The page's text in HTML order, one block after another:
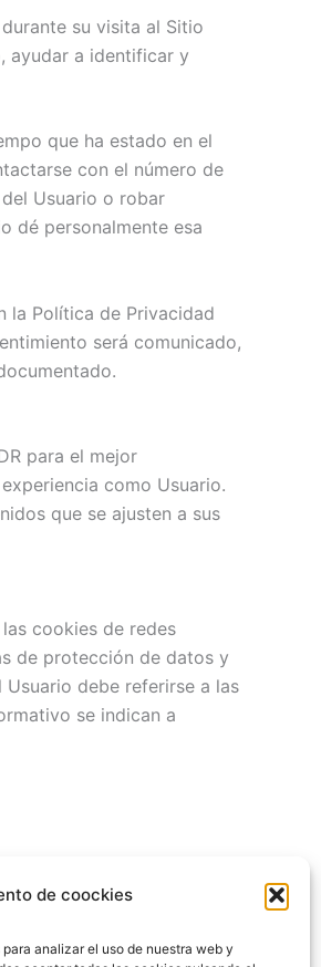
de coockies
analizar el uso de nuestra web y
su visita al Sitio
ayudar a identificar y
que ha estado en el
con el número de
Usuario o robar
dé personalmente esa
la Política de Privacidad
será comunicado,
para el mejor
como Usuario.
que se ajusten a sus
cookies de redes
de protección de datos y
debe referirse a las
se indican a
de su
y eliminar las